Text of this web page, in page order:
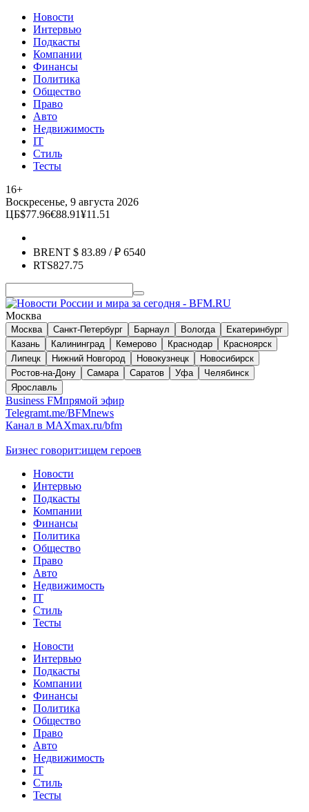
Новости
Интервью
Подкасты
Компании
Финансы
Политика
Общество
Право
Авто
Недвижимость
IT
Стиль
Тесты
16+
Воскресенье, 9 августа 2026
ЦБ$77.96€88.91¥11.51
BRENT $ 83.89 / ₽ 6540
RTS827.75
Москва
Москва Санкт-Петербург Барнаул Вологда
Екатеринбург
Казань
Калининград Кемерово Краснодар
Красноярск
Липецк
Нижний Новгород Новокузнецк
Новосибирск
Ростов-на-Дону
Самара Саратов Уфа
Челябинск
Ярославль
Business FMпрямой эфир
Telegramt.me/BFMnews
Канал в MAXmax.ru/bfm
Бизнес говорит:ищем героев
Новости
Интервью
Подкасты
Компании
Финансы
Политика
Общество
Право
Авто
Недвижимость
IT
Стиль
Тесты
Новости
Интервью
Подкасты
Компании
Финансы
Политика
Общество
Право
Авто
Недвижимость
IT
Стиль
Тесты